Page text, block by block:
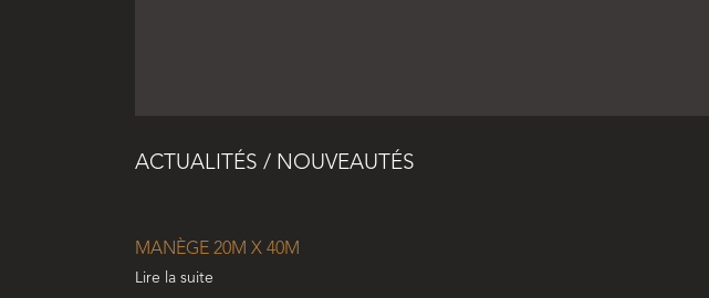
ACTUALITÉS / NOUVEAUTÉS
MANÈGE 20M X 40M
Lire la suite